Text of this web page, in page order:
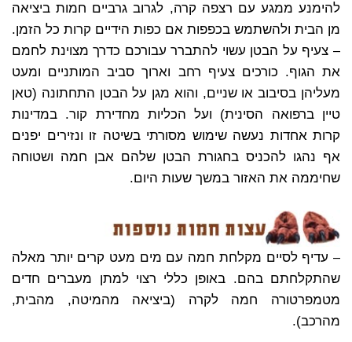
להימנע ממגע עם רצפה קרה, לגרוב גרביים חמות ביציאה
מן הבית ולהשתמש בכפפות אם כפות הידיים קרות כל הזמן.
– צעיף על הבטן עשוי להתברר עבורכם כדרך מצוינת לחמם
את הגוף. כורכים צעיף רחב וארוך סביב המותניים ומעט
מעליהן בסיבוב או שניים, והוא מגן על הבטן התחתונה (טאן
טיין ברפואה הסינית) ועל הכליות מחדירת קור. במדינות
קרות אחדות נעשה שימוש מסורתי בשיטה זו ונזירים יפנים
אף נהגו להכניס בחגורת הבטן שלהם אבן חמה ושטוחה
שחיממה את האזור במשך שעות היום.
– עדיף לסיים מקלחת חמה עם מים מעט קרים יותר מאלה
שהתקלחתם בהם. באופן כללי רצוי למתן מעברים חדים
מטמפרטורה חמה לקרה (ביציאה מהמיטה, מהבית,
מהרכב).